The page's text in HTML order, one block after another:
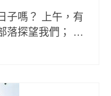
子嗎？ 上午，有
落探望我們； …